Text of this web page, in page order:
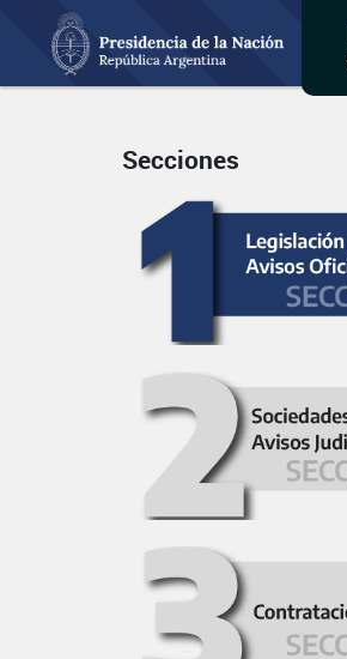
Secciones